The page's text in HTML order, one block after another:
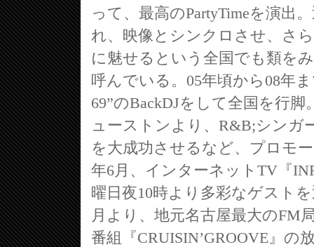
って、最高のPartyTimeを演出
れ、映像とシンクロさせ、さ
に魅せるという全国でも類を
呼んでいる。05年頃から08年
69”のBackDJをして全国を行
ューストンより、R&B;シンガ
を大成功させるなど、プロモ
年6月、インターネットTV『
曜日夜10時より多彩なゲスト
月より、地元名古屋最大のFM
番組『CRUISIN’GROOVE』